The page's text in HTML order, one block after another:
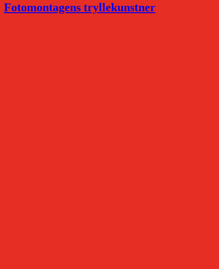
Fotomontagens tryllekunstner